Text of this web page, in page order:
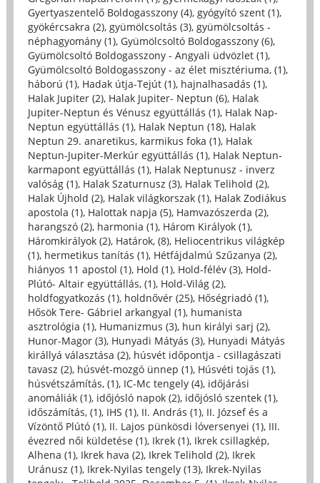
Gyertyaszentelő Boldogasszony (4), gyógyító szent (1),
gyökércsakra (2), gyümölcsoltás (3), gyümölcsoltás -
néphagyomány (1), Gyümölcsoltó Boldogasszony (6),
Gyümölcsoltó Boldogasszony - Angyali üdvözlet (1),
Gyümölcsoltó Boldogasszony - az élet misztériuma, (1),
háború (1), Hadak útja-Tejút (1), hajnalhasadás (1),
Halak Jupiter (2), Halak Jupiter- Neptun (6), Halak
Jupiter-Neptun és Vénusz együttállás (1), Halak Nap-
Neptun együttállás (1), Halak Neptun (18), Halak
Neptun 29. anaretikus, karmikus foka (1), Halak
Neptun-Jupiter-Merkúr együttállás (1), Halak Neptun-
karmapont együttállás (1), Halak Neptunusz - inverz
valóság (1), Halak Szaturnusz (3), Halak Telihold (2),
Halak Újhold (2), Halak világkorszak (1), Halak Zodiákus
apostola (1), Halottak napja (5), Hamvazószerda (2),
harangszó (2), harmonia (1), Három Királyok (1),
Háromkirályok (2), Határok, (8), Heliocentrikus világkép
(1), hermetikus tanítás (1), Hétfájdalmú Szűzanya (2),
hiányos 11 apostol (1), Hold (1), Hold-félév (3), Hold-
Plútó- Altair együttállás, (1), Hold-Világ (2),
holdfogyatkozás (1), holdnővér (25), Hőségriadó (1),
Hősök Tere- Gábriel arkangyal (1), humanista
asztrológia (1), Humanizmus (3), hun királyi sarj (2),
Hunor-Magor (3), Hunyadi Mátyás (3), Hunyadi Mátyás
királlyá választása (2), húsvét időpontja - csillagászati
tavasz (2), húsvét-mozgó ünnep (1), Húsvéti tojás (1),
húsvétszámítás, (1), IC-Mc tengely (4), időjárási
anomáliák (1), időjósló napok (2), időjósló szentek (1),
időszámítás, (1), IHS (1), II. András (1), II. József és a
Vízöntő Plútó (1), II. Lajos pünkösdi lóversenyei (1), III.
évezred női küldetése (1), Ikrek (1), Ikrek csillagkép,
Alhena (1), Ikrek hava (2), Ikrek Telihold (2), Ikrek
Uránusz (1), Ikrek-Nyilas tengely (13), Ikrek-Nyilas